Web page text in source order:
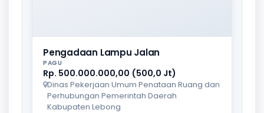
Pengadaan Lampu Jalan
PAGU
Rp. 500.000.000,00 (500,0 Jt)
Dinas Pekerjaan Umum Penataan Ruang dan
Perhubungan Pemerintah Daerah
Kabupaten Lebong